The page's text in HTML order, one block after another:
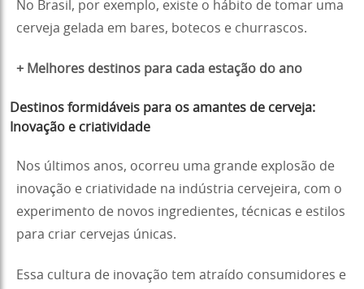
No Brasil, por exemplo, existe o hábito de tomar uma
cerveja gelada em bares, botecos e churrascos.
+ Melhores destinos para cada estação do ano
Destinos formidáveis para os amantes de cerveja:
Inovação e criatividade
Nos últimos anos, ocorreu uma grande explosão de
inovação e criatividade na indústria cervejeira, com o
experimento de novos ingredientes, técnicas e estilos
para criar cervejas únicas.
Essa cultura de inovação tem atraído consumidores e